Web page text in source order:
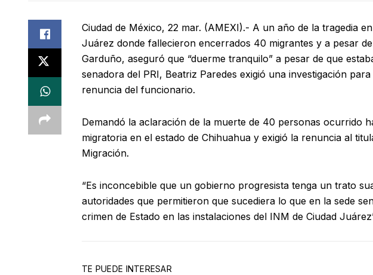
Ciudad de México, 22 mar. (AMEXI).- A un año de la tragedia
Juárez donde fallecieron encerrados 40 migrantes y a pesar
Garduño, aseguró que “duerme tranquilo” a pesar de que
senadora del PRI, Beatriz Paredes exigió una investigación
renuncia del funcionario.
Demandó la aclaración de la muerte de 40 personas ocurrido
migratoria en el estado de Chihuahua y exigió la renuncia al
Migración.
“Es inconcebible que un gobierno progresista tenga un trato
autoridades que permitieron que sucediera lo que en la sede
crimen de Estado en las instalaciones del INM de Ciudad
TE PUEDE INTERESAR